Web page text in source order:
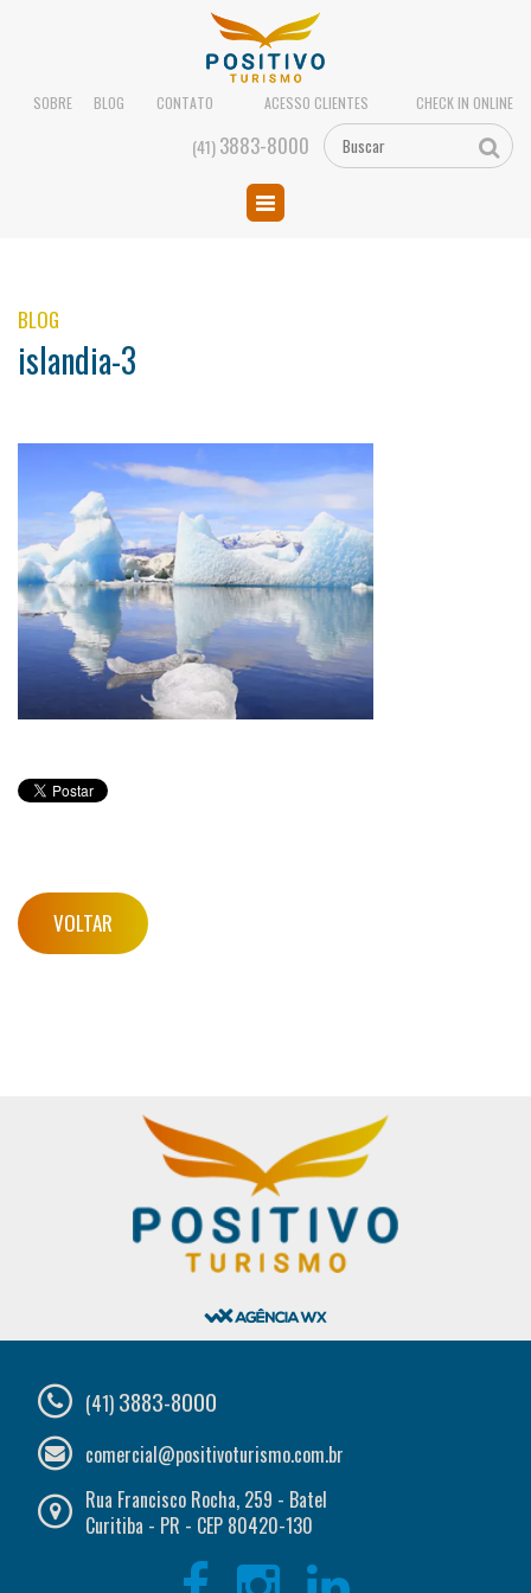
SOBRE BLOG CONTATO ACESSO CLIENTES CHECK IN ONLINE
(41)3883-8000
BLOG
islandia-3
VOLTAR
(41) 3883-8000
comercial@positivoturismo.com.br
Rua Francisco Rocha, 259 - Batel
Curitiba - PR - CEP 80420-130